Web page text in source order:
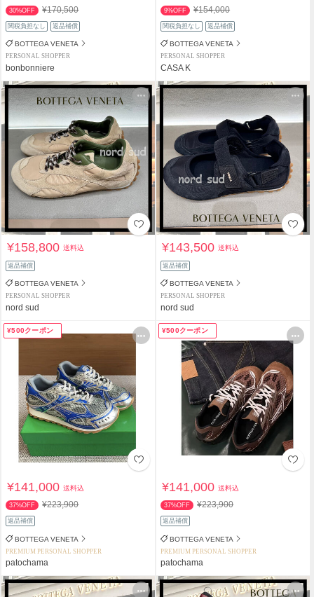
30%OFF ¥170,500
関税負担なし 返品補償
BOTTEGA VENETA
PERSONAL SHOPPER
bonbonniere
9%OFF ¥154,000
関税負担なし 返品補償
BOTTEGA VENETA
PERSONAL SHOPPER
CASA K
¥158,800送料込
返品補償
BOTTEGA VENETA
PERSONAL SHOPPER
nord sud
¥143,500送料込
返品補償
BOTTEGA VENETA
PERSONAL SHOPPER
nord sud
¥500クーポン
¥141,000送料込
37%OFF ¥223,900
返品補償
BOTTEGA VENETA
PREMIUM PERSONAL SHOPPER
patochama
¥500クーポン
¥141,000送料込
37%OFF ¥223,900
返品補償
BOTTEGA VENETA
PREMIUM PERSONAL SHOPPER
patochama